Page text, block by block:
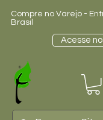
Compre no Varejo -
Brasil
Acesse